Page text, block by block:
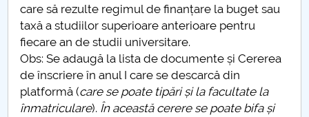
care să rezulte regimul de finanțare la buget sau
taxă a studiilor superioare anterioare pentru
fiecare an de studii universitare.
Obs: Se adaugă la lista de documente și Cererea
de înscriere în anul I care se descarcă din
platformă (care se poate tipări și la facultate la
înmatriculare). În această cerere se poate bifa și